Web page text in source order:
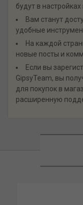
будут в
Вам станут
удобные
На каждой
новые посты и
Если вы
GipsyTeam, вы
для покупок в
расширенную